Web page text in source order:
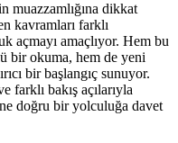
muazzamlığına dikkat
kavramları farklı
açmayı amaçlıyor. Hem bu
bir okuma, hem de yeni
bir başlangıç sunuyor.
bakış açılarıyla
doğru bir yolculuğa davet